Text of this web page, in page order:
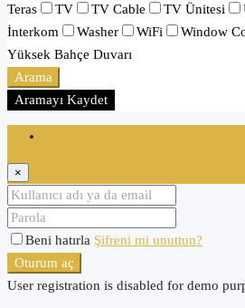
Teras
TV TV Cable TV Ünitesi
İnterkom
Washer WiFi Window
Yüksek Bahçe Duvarı
Arama
Aramayı Kaydet
×
Beni hatırla Şifreni mi unuttun?
Oturum aç
User registration is disabled for demo